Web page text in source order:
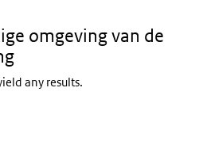
omgeving van de
any results.